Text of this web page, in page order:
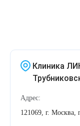
Клиника
Адрес:
121069, г. Москва,
Лазерное лечение
Лазерная